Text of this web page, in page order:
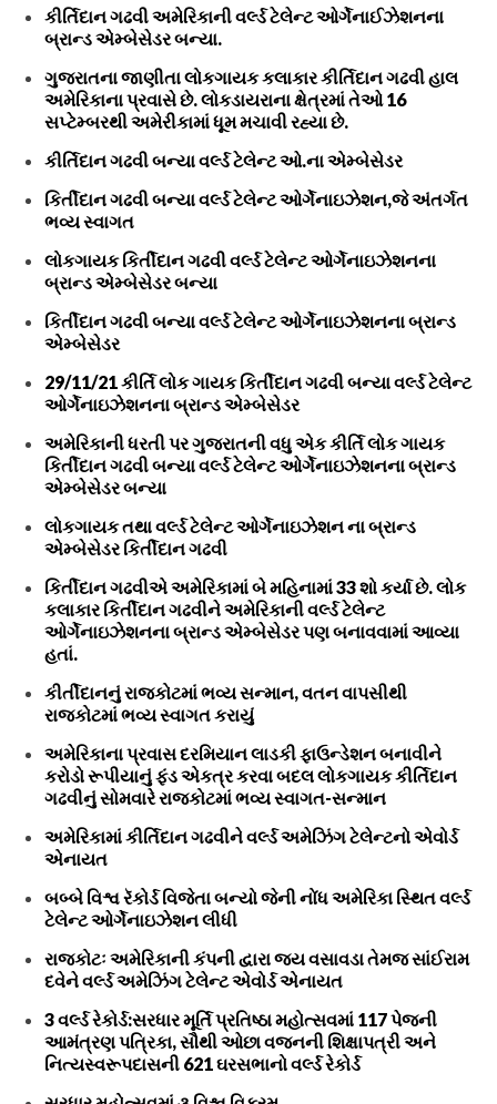
કીર્તિદાન ગઢવી અમેરિકાની વર્લ્ડ ટેલેન્ટ ઓર્ગેનાઈઝેશનના
બ્રાન્ડ એમ્બેસેડર બન્યા.
ગુજરાતના જાણીતા લોકગાયક કલાકાર કીર્તિદાન ગઢવી હાલ
અમેરિકાના પ્રવાસે છે. લોકડાયરાના ક્ષેત્રમાં તેઓ 16
સપ્ટેમ્બરથી અમેરીકામાં ધૂમ મચાવી રહ્યા છે.
કીર્તિદાન ગઢવી બન્યા વર્લ્ડ ટેલેન્ટ ઓ.ના એમ્બેસેડર
કિર્તીદાન ગઢવી બન્યા વર્લ્ડ ટેલેન્ટ ઓર્ગેનાઇઝેશન,જે અંતર્ગત
ભવ્ય સ્વાગત
લોકગાયક કિર્તીદાન ગઢવી વર્લ્ડ ટેલેન્ટ ઓર્ગેનાઇઝેશનના
બ્રાન્ડ એમ્બેસેડર બન્યા
કિર્તીદાન ગઢવી બન્યા વર્લ્ડ ટેલેન્ટ ઓર્ગેનાઇઝેશનના બ્રાન્ડ
એમ્બેસેડર
29/11/21 કીર્તિ લોક ગાયક કિર્તીદાન ગઢવી બન્યા વર્લ્ડ ટેલેન્ટ
ઓર્ગેનાઇઝેશનના બ્રાન્ડ એમ્બેસેડર
અમેરિકાની ધરતી પર ગુજરાતની વધુ એક કીર્તિ લોક ગાયક
કિર્તીદાન ગઢવી બન્યા વર્લ્ડ ટેલેન્ટ ઓર્ગેનાઇઝેશનના બ્રાન્ડ
એમ્બેસેડર બન્યા
લોકગાયક તથા વર્લ્ડ ટેલેન્ટ ઓર્ગેનાઇઝેશન ના બ્રાન્ડ
એમ્બેસેડર કિર્તીદાન ગઢવી
કિર્તીદાન ગઢવીએ અમેરિકામાં બે મહિનામાં 33 શો કર્યા છે. લોક
કલાકાર કિર્તીદાન ગઢવીને અમેરિકાની વર્લ્ડ ટેલેન્ટ
ઓર્ગેનાઇઝેશનના બ્રાન્ડ એમ્બેસેડર પણ બનાવવામાં આવ્યા
હતાં.
કીર્તીદાનનું રાજકોટમાં ભવ્ય સન્માન, વતન વાપસીથી
રાજકોટમાં ભવ્ય સ્વાગત કરાયું
અમેરિકાના પ્રવાસ દરમિયાન લાડકી ફાઉન્ડેશન બનાવીને
કરોડો રૂપીયાનું ફંડ એકત્ર કરવા બદલ લોકગાયક કીર્તિદાન
ગઢવીનું સોમવારે રાજકોટમાં ભવ્ય સ્વાગત-સન્માન
અમેરિકામાં કીર્તિદાન ગઢવીને વર્લ્ડ અમેઝિંગ ટેલેન્ટનો એવોર્ડ
એનાયત
બબ્બે વિશ્વ રૅકોર્ડ વિજેતા બન્યો જેની નોંધ અમેરિકા સ્થિત વર્લ્ડ
ટેલેન્ટ ઓર્ગેનાઇઝેશન લીધી
રાજકોટઃ અમેરિકાની કંપની દ્વારા જય વસાવડા તેમજ સાંઈરામ
દવેને વર્લ્ડ અમેઝિંગ ટેલેન્ટ એવોર્ડ એનાયત
3 વર્લ્ડ રેકોર્ડ:સરધાર મૂર્તિ પ્રતિષ્ઠા મહોત્સવમાં 117 પેજની
આમંત્રણ પત્રિકા, સૌથી ઓછા વજનની શિક્ષાપત્રી અને
નિત્યસ્વરૂપદાસની 621 ઘરસભાનો વર્લ્ડ રેકોર્ડ